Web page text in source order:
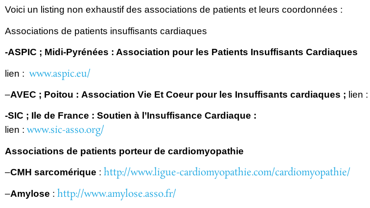
Voici un listing non exhaustif des associations de patients et leurs coordonnées :
Associations de patients insuffisants cardiaques
-ASPIC ; Midi-Pyrénées : Association pour les Patients Insuffisants Cardiaques
lien : www.aspic.eu/
–AVEC ; Poitou : Association Vie Et Coeur pour les Insuffisants cardiaques ; lien :
-SIC ; Ile de France : Soutien à l’Insuffisance Cardiaque :
lien :www.sic-asso.org/
Associations de patients porteur de cardiomyopathie
–CMH sarcomérique : http://www.ligue-cardiomyopathie.com/cardiomyopathie/
–Amylose : http://www.amylose.asso.fr/